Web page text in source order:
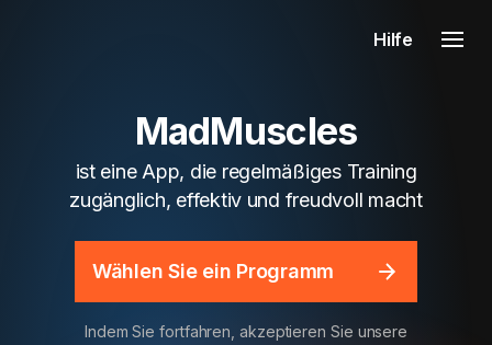
Hilfe
MadMuscles
ist eine App, die regelmäßiges Training
zugänglich, effektiv und freudvoll macht
Wählen Sie ein Programm
Indem Sie fortfahren, akzeptieren Sie unsere